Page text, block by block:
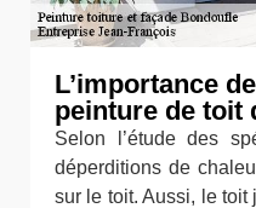
L’importance
peinture de toit
Selon l’étude des
déperditions de
sur le toit. Aussi, le